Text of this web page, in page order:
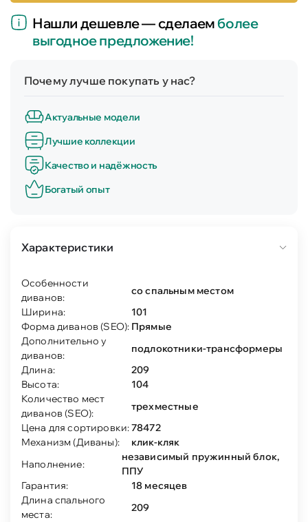
Нашли дешевле — сделаемболее
выгодное предложение!
Почему лучше покупать у нас?
Актуальные модели
Лучшие коллекции
Качество и надёжность
Богатый опыт
Характеристики
Особенности
диванов:
со спальным местом
Ширина:
101
Форма диванов (SEO): Прямые
Дополнительно у
диванов:
подлокотники-трансформеры
Длина:
209
Высота:
104
Количество мест
диванов (SEO):
трехместные
Цена для сортировки:78472
Механизм (Диваны):
клик-кляк
Наполнение:
независимый пружинный блок,
ППУ
Гарантия:
18 месяцев
Длина спального
места:
209